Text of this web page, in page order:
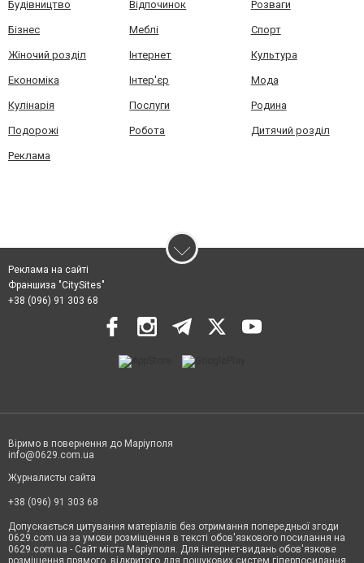
Будівництво Відпочинок Розваги
Бізнес Меблі Спорт
Жіночий розділ Інтернет Культура
Економіка Інтер'єр Мода
Кулінарія Послуги Родина
Подорожі Робота Дитячий розділ
Реклама
Реклама на сайті
Франшиза "CitySites"
+38 (096) 91 303 68
Віримо в повернення до Маріуполя
info@0629.com.ua
Журналисты сайта
+38 (096) 91 303 68
Допускається цитування матеріалів без отримання попередньої згоди
0629.com.ua за умови розміщення в тексті обов'язкового посилання на
0629.com.ua - Сайт міста Маріуполя. Для інтернет-видань обов'язкове
розміщення прямого, відкритого для пошукових систем гіперпосилання